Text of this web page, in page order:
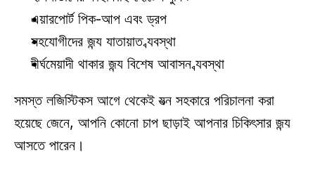
এয়ারপোর্ট পিক-আপ এবং ড্রপ
সহযোগীদের জন্য যাতায়াত ব্যবস্থা
দীর্ঘমেয়াদী থাকার জন্য বিশেষ আবাসন ব্যবস্থা
সমস্ত লজিস্টিকস আগে থেকেই যত্ন সহকারে পরিচালনা করা
হয়েছে জেনে, আপনি কোনো চাপ ছাড়াই আপনার চিকিৎসার জন্য
আসতে পারেন।